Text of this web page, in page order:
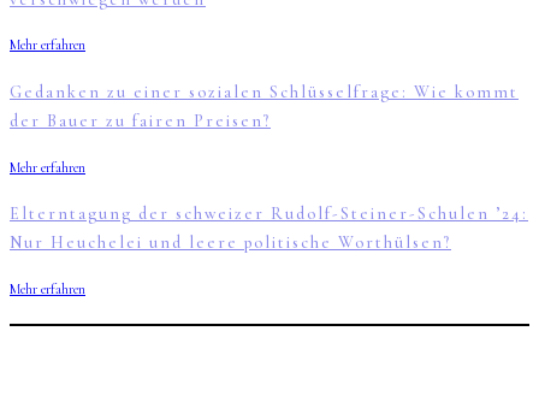
Mehr erfahren
Gedanken zu einer sozialen Schlüsselfrage: Wie kommt
der Bauer zu fairen Preisen?
Mehr erfahren
Elterntagung der schweizer Rudolf-Steiner-Schulen ’24:
Nur Heuchelei und leere politische Worthülsen?
Mehr erfahren